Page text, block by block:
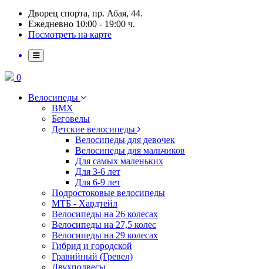
Дворец спорта, пр. Абая, 44.
Ежедневно 10:00 - 19:00 ч.
Посмотреть на карте
0
Велосипеды
BMX
Беговелы
Детские велосипеды
Велосипеды для девочек
Велосипеды для мальчиков
Для самых маленьких
Для 3-6 лет
Для 6-9 лет
Подростоковые велосипеды
МТБ - Хардтейл
Велосипеды на 26 колесах
Велосипеды на 27,5 колес
Велосипеды на 29 колесах
Гибрид и городской
Гравийный (Гревел)
Двухподвесы